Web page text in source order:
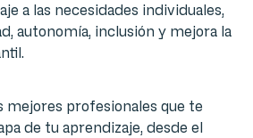
a las necesidades individuales,
autonomía, inclusión y mejora la
mejores profesionales que te
de tu aprendizaje, desde el